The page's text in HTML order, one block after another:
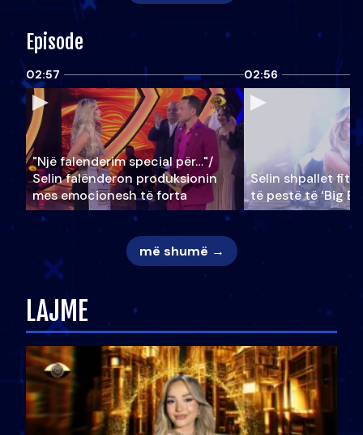
Episode
02:57
"Një falenderim special për…"/
Selin falënderon produksionin
mes emocionesh të forta
02:56
Selin shpallet
të pestë të ‘Big
më shumë →
LAJME